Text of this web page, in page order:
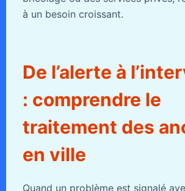
à un besoin croissant.
De l’alerte à
: comprendre le
traitement des
en ville
Quand un problème est signalé